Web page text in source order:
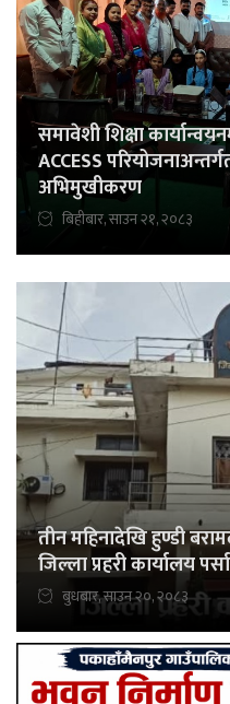
समावेशी शिक्षा
ACCESS
अभिमुखीकरण
बिहीबार, साउन २१, २०८३
तीन महिनादेखि हुण्डी
जिल्ला प्रहरी कार्यालय
बुधबार, साउन २०, २०८३